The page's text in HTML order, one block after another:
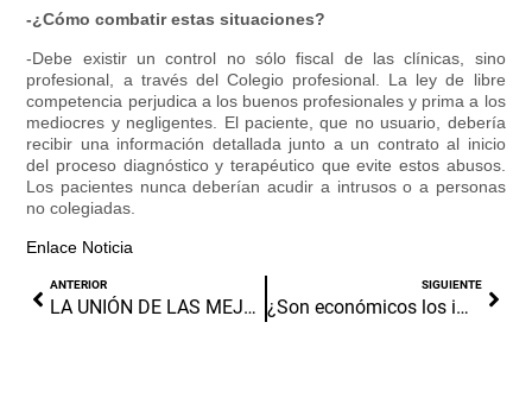
-¿Cómo combatir estas situaciones?
-Debe existir un control no sólo fiscal de las clínicas, sino
profesional, a través del Colegio profesional. La ley de libre
competencia perjudica a los buenos profesionales y prima a los
mediocres y negligentes. El paciente, que no usuario, debería
recibir una información detallada junto a un contrato al inicio
del proceso diagnóstico y terapéutico que evite estos abusos.
Los pacientes nunca deberían acudir a intrusos o a personas
no colegiadas.
Enlace Noticia
ANTERIOR
LA UNIÓN DE LAS MEJORES SONRISAS
SIGUIENTE
¿Son económicos los implantes dentales?